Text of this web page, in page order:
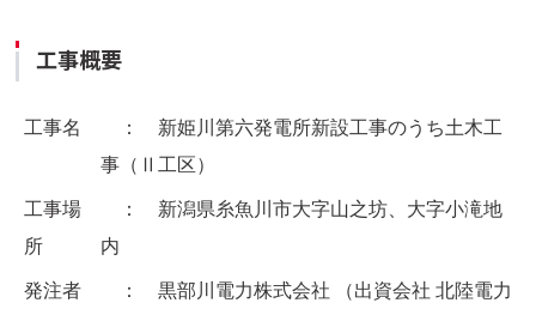
工事概要
工事名
： 新姫川第六発電所新設工事のうち土木工
事（Ⅱ工区）
工事場
所
： 新潟県糸魚川市大字山之坊、大字小滝地
内
発注者
： 黒部川電力株式会社 （出資会社 北陸電力